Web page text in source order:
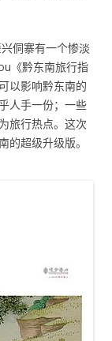
侗寨有一个惨淡
《黔东南旅行指
以影响黔东南的
人手一份；一些
旅行热点。这次
的超级升级版。